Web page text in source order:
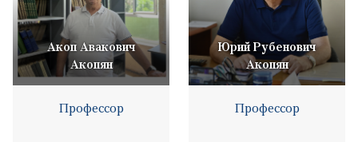
Акоп Авакович
Акопян
Профессор
Юрий Рубенович
Акопян
Профессор